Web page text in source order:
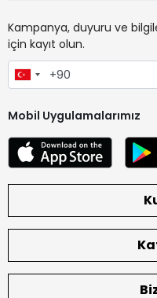
Kampanya, duyuru ve
için kayıt olun.
Mobil Uygulamalarımız